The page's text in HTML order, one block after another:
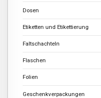
Dosen
Etiketten und Etikettierung
Faltschachteln
Flaschen
Folien
Geschenkverpackungen